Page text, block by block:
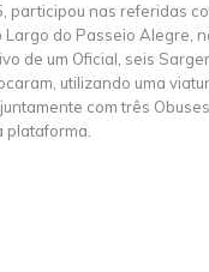
participou nas referidas
Largo do Passeio Alegre,
de um Oficial, seis
utilizando uma
com três